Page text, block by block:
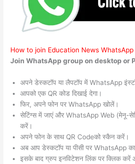
How to join Education News
Join WhatsApp group on desktop or
अपने डेस्कटॉप या लैपटॉप में WhatsApp
आपको एक QR कोड दिखाई देगा।
फिर, अपने फोन पर WhatsApp खोलें।
सेटिंग्स में जाएं और WhatsApp Web (मेनू-
करें।
अपने फोन के साथ QR Codeको स्कैन करें।
अब आप डेस्कटॉप या पीसी पर WhatsApp
इसके बाद ग्रुप इनविटेशन लिंक पर क्लिक